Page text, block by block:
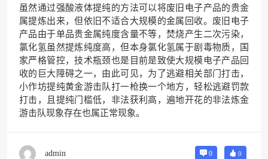
虽然通过强酸液体提纯的方法可以将废旧电子产品的贵金
属提炼出来，但依旧不适合大规模的金属回收。废旧电子
产品由于单品贵金属纯度含量不等，焚烧产生二次污染，
氯化氢虽然提炼纯度高，但本身氯化氢属于剧毒物质，国
家严格管控，技术瓶颈也是目前是致使大规模电子产品回
收的巨大障碍之一，由此可见，为了逃避相关部门打击，
小作坊提纯黄金游击队打一枪换一个地方，轻松逃避罚款
打击，且提纯门槛低，非法获利高，遍地开花的非法炼金
游击队现象存在也属正常现象。
admin 0 0